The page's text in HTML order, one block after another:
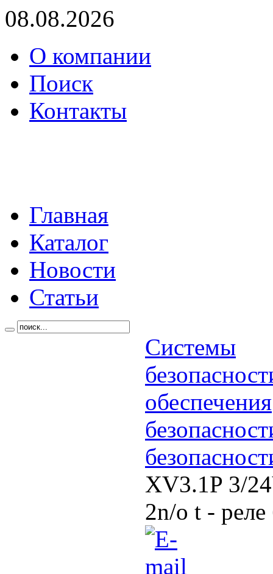
08.08.2026
О компании
Поиск
Контакты
Главная
Каталог
Новости
Статьи
Системы
обеспечения
XV3.1P 3/
2n/o t - реле